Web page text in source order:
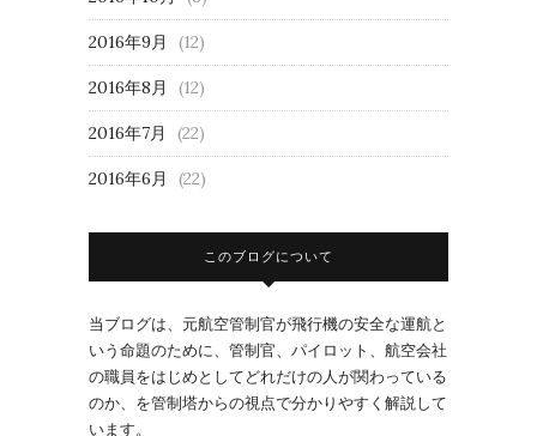
2016年9月 (12)
2016年8月 (12)
2016年7月 (22)
2016年6月 (22)
このブログについて
当ブログは、元航空管制官が飛行機の安全な運航と
いう命題のために、管制官、パイロット、航空会社
の職員をはじめとしてどれだけの人が関わっている
のか、を管制塔からの視点で分かりやすく解説して
います。